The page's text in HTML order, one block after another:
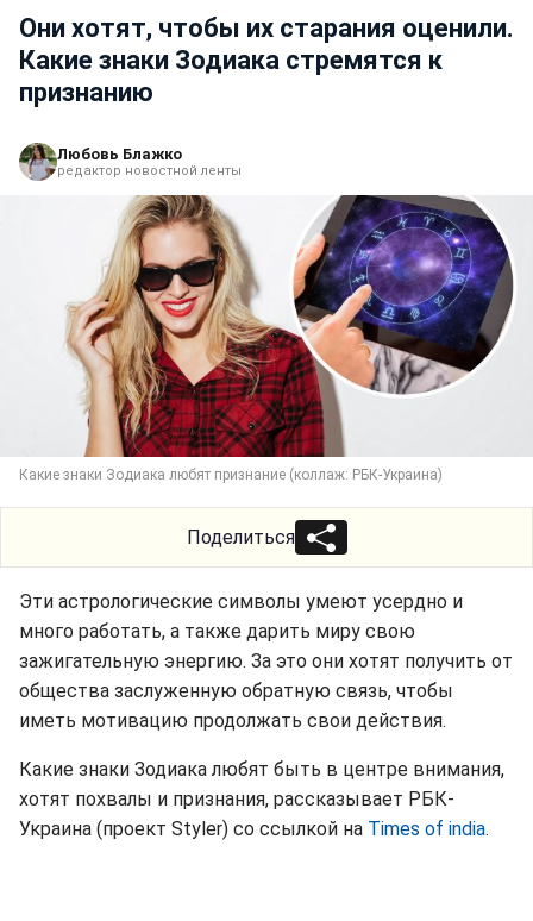
Они хотят, чтобы их старания оценили.
Какие знаки Зодиака стремятся к
признанию
Любовь Блажко
редактор новостной ленты
Какие знаки Зодиака любят признание (коллаж: РБК-Украина)
Поделиться
Эти астрологические символы умеют усердно и
много работать, а также дарить миру свою
зажигательную энергию. За это они хотят получить от
общества заслуженную обратную связь, чтобы
иметь мотивацию продолжать свои действия.
Какие знаки Зодиака любят быть в центре внимания,
хотят похвалы и признания, рассказывает РБК-
Украина (проект Styler) со ссылкой на Times of india.